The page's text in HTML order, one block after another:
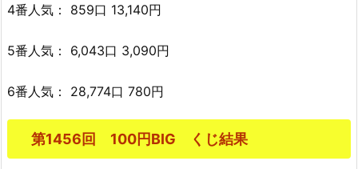
4番人気： 859口 13,140円
5番人気： 6,043口 3,090円
6番人気： 28,774口 780円
第1456回 100円BIG くじ結果